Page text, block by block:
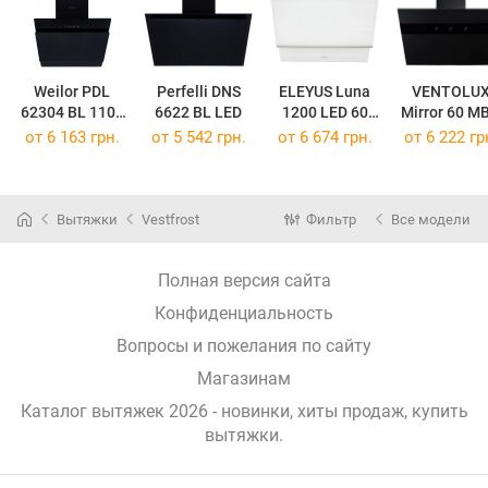
Weilor PDL
62304 BL 1100
LED Strip
Perfelli DNS
6622 BL LED
ELEYUS Luna
1200 LED 60
WH
Mirror 60
1000 TC
от 6 163 грн. от 5 542 грн. от 6 674 грн. от 6 222
Вытяжки Vestfrost Фильтр Все модели
Полная версия сайта
Конфиденциальность
Вопросы и пожелания по сайту
Магазинам
Каталог вытяжек 2026 - новинки, хиты продаж, купить
вытяжки.